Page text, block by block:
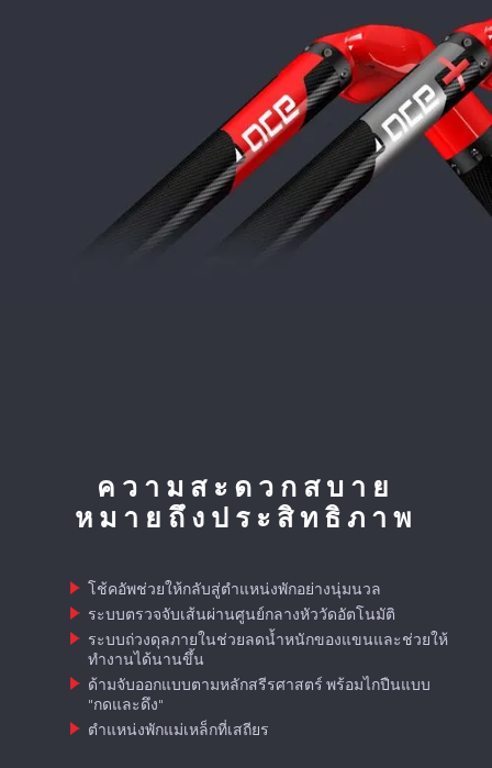
ความสะดวกสบาย
หมายถึงประสิทธิภาพ
โช้คอัพช่วยให้กลับสู่ตำแหน่งพักอย่างนุ่มนวล
ระบบตรวจจับเส้นผ่านศูนย์กลางหัววัดอัตโนมัติ
ระบบถ่วงดุลภายในช่วยลดน้ำหนักของแขนและช่วยให้
ทำงานได้นานขึ้น
ด้ามจับออกแบบตามหลักสรีรศาสตร์ พร้อมไกปืนแบบ
"กดและดึง"
ตำแหน่งพักแม่เหล็กที่เสถียร